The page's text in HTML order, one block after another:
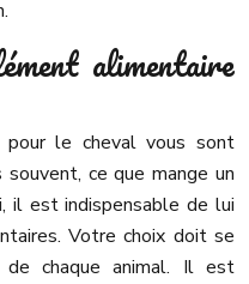
alimentaire
pour le cheval vous sont
ce que mange un
il est indispensable de lui
Votre choix doit se
chaque animal. Il est